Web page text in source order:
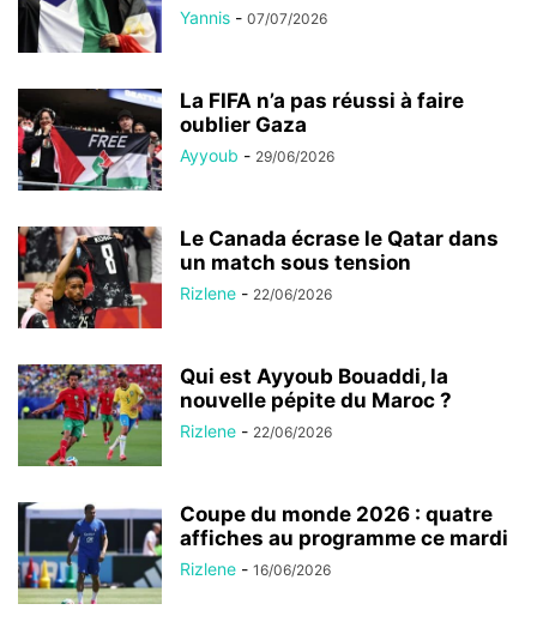
Yannis - 07/07/2026
La FIFA n’a pas réussi à faire
oublier Gaza
Ayyoub - 29/06/2026
Le Canada écrase le Qatar dans
un match sous tension
Rizlene - 22/06/2026
Qui est Ayyoub Bouaddi, la
nouvelle pépite du Maroc ?
Rizlene - 22/06/2026
Coupe du monde 2026 : quatre
affiches au programme ce mardi
Rizlene - 16/06/2026